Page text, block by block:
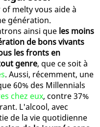
melty vous aide à
génération.
ainsi que les moins
de bons vivants
les fronts en
genre, que ce soit à
. Aussi, récemment, une
60% des Millennials
chez eux, contre 37%
L'alcool, avec
de la vie quotidienne